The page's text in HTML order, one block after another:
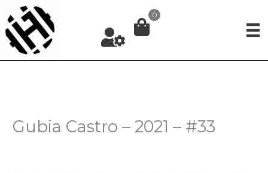
para
conteúdo
0
Gubia Castro – 2021 – #33